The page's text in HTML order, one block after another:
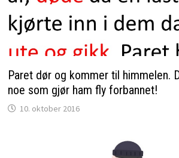
Paret dør og kommer til himmelen.
noe som gjør ham fly forbannet!
10. oktober 2016